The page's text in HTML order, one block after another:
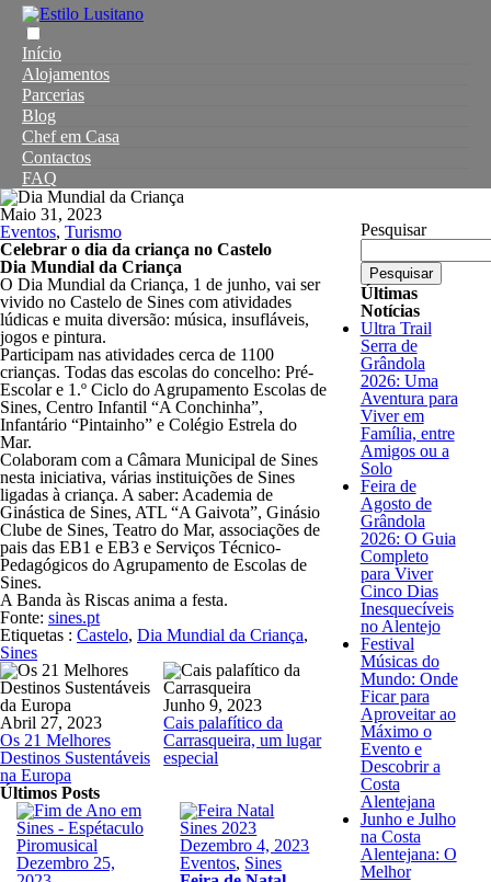
Início
Alojamentos
Parcerias
Blog
Chef em Casa
Contactos
FAQ
Maio 31, 2023
Eventos, Turismo
Celebrar o dia da criança no Castelo
Dia Mundial da Criança
O Dia Mundial da Criança, 1 de junho, vai ser
vivido no Castelo de Sines com atividades
lúdicas e muita diversão: música, insufláveis,
jogos e pintura.
Participam nas atividades cerca de 1100
crianças. Todas das escolas do concelho: Pré-
Escolar e 1.º Ciclo do Agrupamento Escolas de
Sines, Centro Infantil “A Conchinha”,
Infantário “Pintainho” e Colégio Estrela do
Mar.
Colaboram com a Câmara Municipal de Sines
nesta iniciativa, várias instituições de Sines
ligadas à criança. A saber: Academia de
Ginástica de Sines, ATL “A Gaivota”, Ginásio
Clube de Sines, Teatro do Mar, associações de
pais das EB1 e EB3 e Serviços Técnico-
Pedagógicos do Agrupamento de Escolas de
Sines.
A Banda às Riscas anima a festa.
Fonte: sines.pt
Etiquetas : Castelo, Dia Mundial da Criança,
Sines
Abril 27, 2023
Os 21 Melhores
Destinos Sustentáveis
na Europa
Junho 9, 2023
Cais palafítico da
Carrasqueira, um lugar
especial
Últimos Posts
Dezembro 25,
Dezembro 4, 2023
Eventos, Sines
Pesquisar
Pesquisar
Últimas
Notícias
Ultra Trail
Serra de
Grândola
2026: Uma
Aventura para
Viver em
Família, entre
Amigos ou a
Solo
Feira de
Agosto de
Grândola
2026: O Guia
Completo
para Viver
Cinco Dias
Inesquecíveis
no Alentejo
Festival
Músicas do
Mundo: Onde
Ficar para
Aproveitar ao
Máximo o
Evento e
Descobrir a
Costa
Alentejana
Junho e Julho
na Costa
Alentejana: O
Melhor